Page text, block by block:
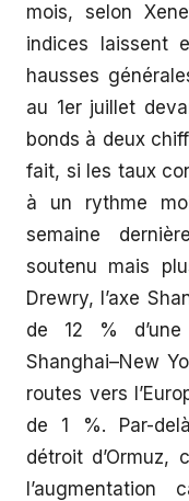
mois, selon
indices laissent
hausses
au 1er juillet
bonds à deux
fait, si les taux
à un rythme
semaine
soutenu mais
Drewry, l’axe
de 12 % d’une
Shanghai–New
routes vers
de 1 %. Par-
détroit d’Ormuz,